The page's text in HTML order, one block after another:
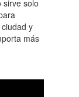
sirve solo
y
más